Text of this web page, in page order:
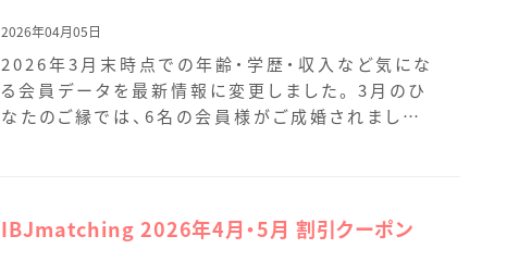
2026年04月05日
2026年3月末時点での年齢・学歴・収入など気にな
る会員データを最新情報に変更しました。 3月のひ
なたのご縁では、6名の会員様がご成婚されました。
IBJmatching 2026年4月・5月 割引クーポン